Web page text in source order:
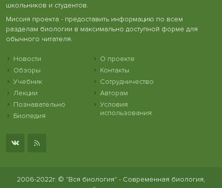
школьников и студентов.
Миссия проекта - предоставить информацию по всем
разделам биологии в максимально доступной форме для
обычного читателя.
Новости
Обзоры
Учебник
Лекции
Познавательно
Биопедия
О проекте
Контакты
Сотрудничество
Авторам
Условия
использования
2006-2022г. © "Вся биология" - Современная биология,